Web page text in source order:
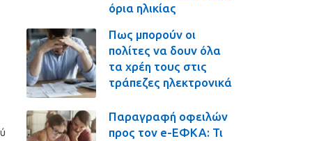
όρια ηλικίας
Πως μπορούν οι
πολίτες να δουν όλα
τα χρέη τους στις
τράπεζες ηλεκτρονικά
Παραγραφή οφειλών
προς τον e-ΕΦΚΑ: Τι